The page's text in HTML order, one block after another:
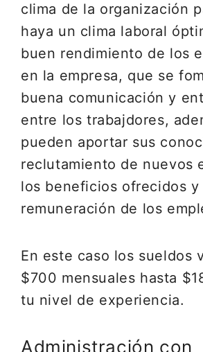
clima de la organización
haya un clima laboral
buen rendimiento de los
en la empresa, que se
buena comunicación y
entre los trabajdores,
pueden aportar sus
reclutamiento de nuevos
los beneficios ofrecidos y
remuneración de los
En este caso los sueldos
$700 mensuales hasta
tu nivel de experiencia.
Administración con